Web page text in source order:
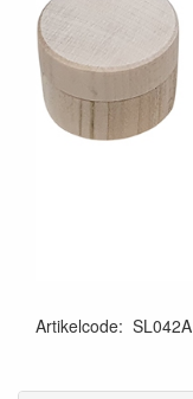
Artikelcode: SL042A